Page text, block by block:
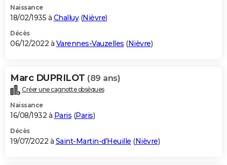
Naissance
18/02/1935 à Challuy(Nièvre)
Décès
06/12/2022 à Varennes-Vauzelles (Nièvre)
Marc DUPRILOT (89 ans)
Créer une cagnotte obsèques
Naissance
16/08/1932 à Paris (Paris)
Décès
19/07/2022 à Saint-Martin-d'Heuille (Nièvre)